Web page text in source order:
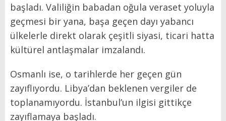
başladı. Valiliğin babadan oğula veraset yoluyla
geçmesi bir yana, başa geçen dayı yabancı
ülkelerle direkt olarak çeşitli siyasi, ticari hatta
kültürel antlaşmalar imzalandı.
Osmanlı ise, o tarihlerde her geçen gün
zayıflıyordu. Libya’dan beklenen vergiler de
toplanamıyordu. İstanbul’un ilgisi gittikçe
zayıflamaya başladı.